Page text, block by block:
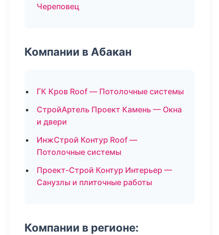
Череповец
Компании в Абакан
ГК Кров Roof — Потолочные системы
СтройАртель Проект Камень — Окна
и двери
ИнжСтрой Контур Roof —
Потолочные системы
Проект-Строй Контур Интерьер —
Санузлы и плиточные работы
Компании в регионе: